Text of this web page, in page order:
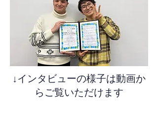
↓インタビューの様子は動画か
らご覧いただけます